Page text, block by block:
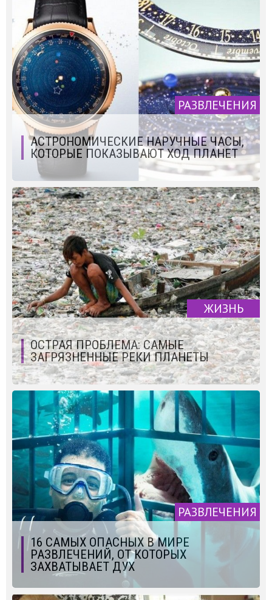
РАЗВЛЕЧЕНИЯ
АСТРОНОМИЧЕСКИЕ НАРУЧНЫЕ ЧАСЫ,
КОТОРЫЕ ПОКАЗЫВАЮТ ХОД ПЛАНЕТ
ЖИЗНЬ
ОСТРАЯ ПРОБЛЕМА: САМЫЕ
ЗАГРЯЗНЕННЫЕ РЕКИ ПЛАНЕТЫ
РАЗВЛЕЧЕНИЯ
16 САМЫХ ОПАСНЫХ В МИРЕ
РАЗВЛЕЧЕНИЙ, ОТ КОТОРЫХ
ЗАХВАТЫВАЕТ ДУХ